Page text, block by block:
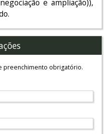
e ampliação)),
preenchimento obrigatório.